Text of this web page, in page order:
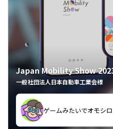
Japan Mobility Show
一般社団法人日本自動車工業会様
夢中で推しモビを探し
してしまった
久々のモーターショー